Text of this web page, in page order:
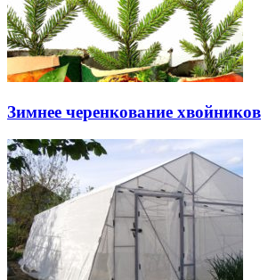
Зимнее черенкование хвойников